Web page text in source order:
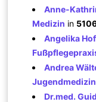
Anne-
Medizin in
Angelika
Andrea
Jugendmedizin
Dr.med.